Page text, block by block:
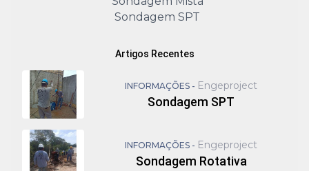
Sondagem SPT
Artigos Recentes
INFORMAÇÕES - Engeproject
Sondagem SPT
INFORMAÇÕES - Engeproject
Sondagem Rotativa